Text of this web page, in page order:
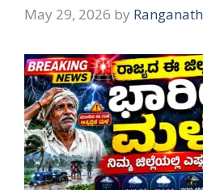
May 29, 2026 by Ranganath